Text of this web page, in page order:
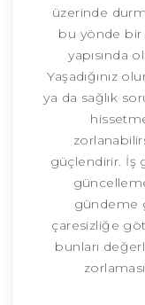
üzerinde
bu yönde bir
yapısında
Yaşadığınız
ya da sağlık
güçlendirir. İş
gündeme
çaresizliğe
bunları